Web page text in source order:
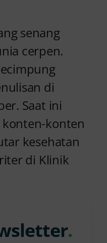
.
senang
cerpen.
di
Saat ini
konten
kesehatan
di Klinik